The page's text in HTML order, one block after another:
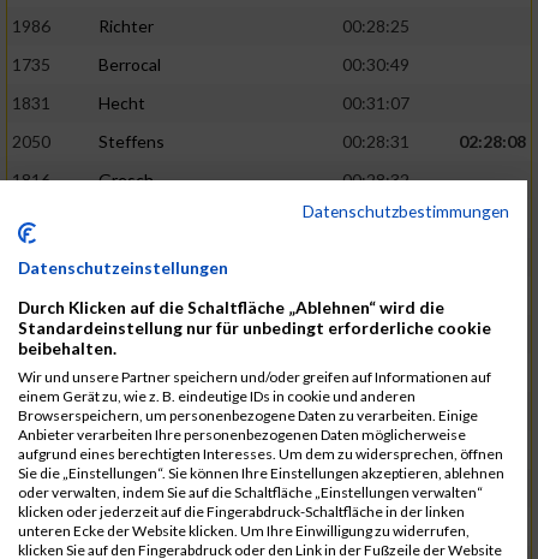
1986
Richter
00:28:25
1735
Berrocal
00:30:49
1831
Hecht
00:31:07
2050
Steffens 00:28:31
02:28:08
1816
Gresch
00:28:32
1933
00:28:33
1865
Kasper 00:28:34
02:28:33
2073
Voß
00:28:34
1976
Rech
00:28:37
1856
Johann
00:31:23
1928
Martini
00:31:25
1944
Mrsic 00:28:40
02:29:00
Datenschutzbestimmungen
Datenschutzeinstellungen
Durch Klicken auf die Schaltfläche „Ablehnen“ wird die
Standardeinstellung nur für unbedingt erforderliche cookie
beibehalten.
Wir und unsere Partner speichern und/oder greifen auf Informationen auf
einem Gerät zu, wie z. B. eindeutige IDs in cookie und anderen
Browserspeichern, um personenbezogene Daten zu verarbeiten. Einige
Anbieter verarbeiten Ihre personenbezogenen Daten möglicherweise
aufgrund eines berechtigten Interesses. Um dem zu widersprechen, öffnen
Sie die „Einstellungen“. Sie können Ihre Einstellungen akzeptieren, ablehnen
oder verwalten, indem Sie auf die Schaltfläche „Einstellungen verwalten“
klicken oder jederzeit auf die Fingerabdruck-Schaltfläche in der linken
unteren Ecke der Website klicken. Um Ihre Einwilligung zu widerrufen,
klicken Sie auf den Fingerabdruck oder den Link in der Fußzeile der Website